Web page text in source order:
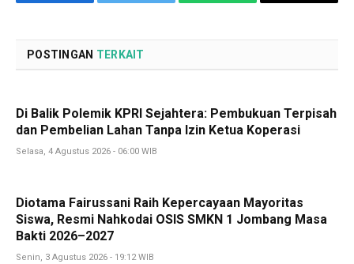
POSTINGAN TERKAIT
Di Balik Polemik KPRI Sejahtera: Pembukuan Terpisah
dan Pembelian Lahan Tanpa Izin Ketua Koperasi
Selasa, 4 Agustus 2026 - 06:00 WIB
Diotama Fairussani Raih Kepercayaan Mayoritas
Siswa, Resmi Nahkodai OSIS SMKN 1 Jombang Masa
Bakti 2026–2027
Senin, 3 Agustus 2026 - 19:12 WIB